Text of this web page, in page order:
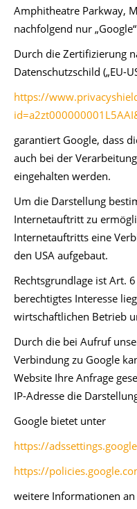
Amphitheatre Parkway,
nachfolgend nur
Durch die Zertifizierung
Datenschutzschild („EU-
https://
garantiert Google, dass
auch bei der
eingehalten werden.
Um die Darstellung
Internetauftritt zu
Internetauftritts eine
den USA aufgebaut.
Rechtsgrundlage ist Art.
berechtigtes Interesse
wirtschaftlichen Betrieb
Durch die bei Aufruf
Verbindung zu Google
Website Ihre Anfrage
IP-Adresse die
Google bietet unter
https://
https://
weitere Informationen